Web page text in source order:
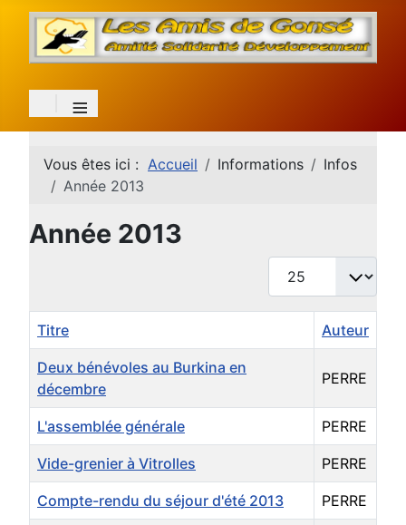
≡
Vous êtes ici : Accueil Informations
Infos
Année 2013
Année 2013
Afficher #
Titre Auteur
Deux bénévoles au Burkina en
décembre
PERRE
L'assemblée générale PERRE
Vide-grenier à Vitrolles PERRE
Compte-rendu du séjour d'été 2013 PERRE